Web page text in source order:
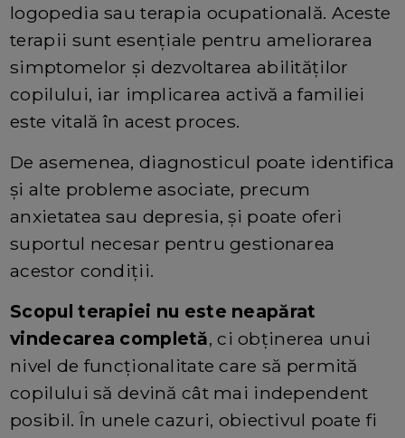
logopedia sau terapia ocupatională. Aceste
terapii sunt esențiale pentru ameliorarea
simptomelor și dezvoltarea abilităților
copilului, iar implicarea activă a familiei
este vitală în acest proces.
De asemenea, diagnosticul poate identifica
și alte probleme asociate, precum
anxietatea sau depresia, și poate oferi
suportul necesar pentru gestionarea
acestor condiții.
Scopul terapiei nu este neapărat
vindecarea completă, ci obținerea unui
nivel de funcționalitate care să permită
copilului să devină cât mai independent
posibil. În unele cazuri, obiectivul poate fi